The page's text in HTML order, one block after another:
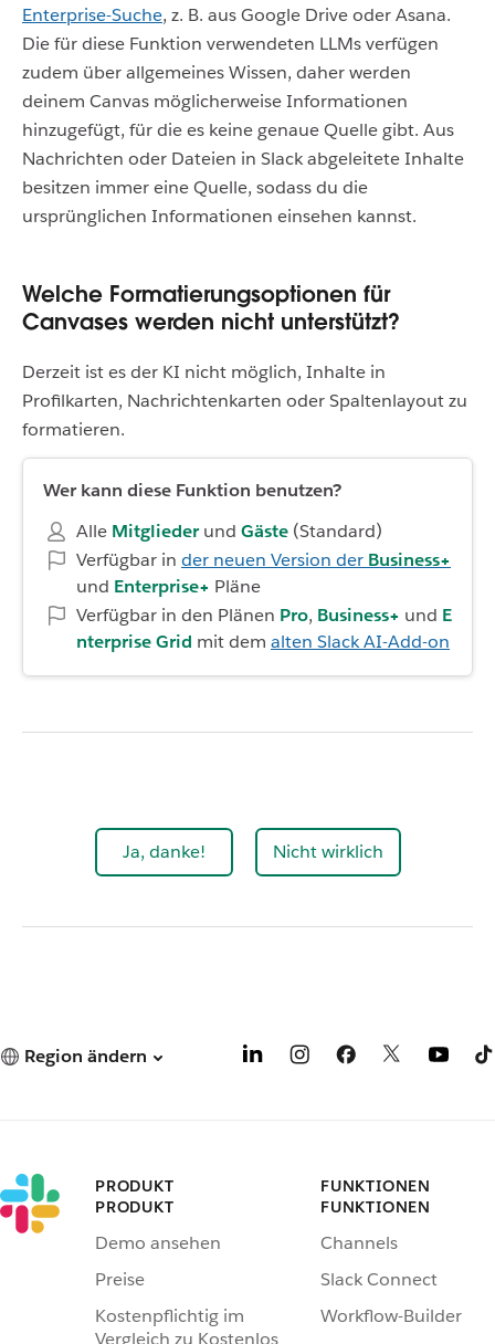
Enterprise-Suche, z. B. aus Google Drive oder Asana.
Die für diese Funktion verwendeten LLMs verfügen
zudem über allgemeines Wissen, daher werden
deinem Canvas möglicherweise Informationen
hinzugefügt, für die es keine genaue Quelle gibt. Aus
Nachrichten oder Dateien in Slack abgeleitete Inhalte
besitzen immer eine Quelle, sodass du die
ursprünglichen Informationen einsehen kannst.
Welche Formatierungsoptionen für
Canvases werden nicht unterstützt?
Derzeit ist es der KI nicht möglich, Inhalte in
Profilkarten, Nachrichtenkarten oder Spaltenlayout zu
formatieren.
Wer kann diese Funktion benutzen?
Alle Mitgliederund Gäste (Standard)
Verfügbar in der neuen Version der Business+
und Enterprise+ Pläne
Verfügbar in den Plänen Pro, Business+ und E
nterprise Grid mit dem alten Slack AI-Add-on
Ja, danke! Nicht wirklich
Region ändern
PRODUKT
PRODUKT
Demo ansehen
Preise
Kostenpflichtig im
FUNKTIONEN
FUNKTIONEN
Channels
Slack Connect
Workflow-Builder